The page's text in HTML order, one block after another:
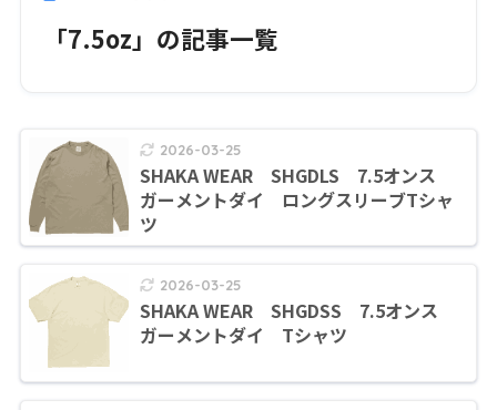
「7.5oz」の記事一覧
2026-03-25
SHAKA WEAR SHGDLS 7.5オンス
ガーメントダイ ロングスリーブTシャ
ツ
2026-03-25
SHAKA WEAR SHGDSS 7.5オンス
ガーメントダイ Tシャツ